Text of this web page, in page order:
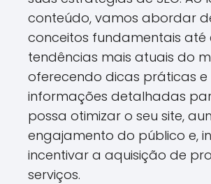
conteúdo, vamos abordar
conceitos fundamentais até
tendências mais atuais do
oferecendo dicas práticas e
informações detalhadas
possa otimizar o seu site,
engajamento do público e,
incentivar a aquisição de
serviços.